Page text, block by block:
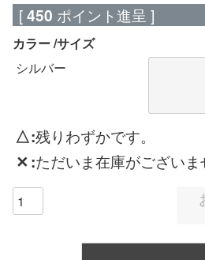
[450 ポイント進呈 ]
カラー サイズ
シルバー
△ 残りわずかです。
✕ ただいま在庫がございま